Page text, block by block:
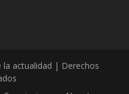
la actualidad | Derechos